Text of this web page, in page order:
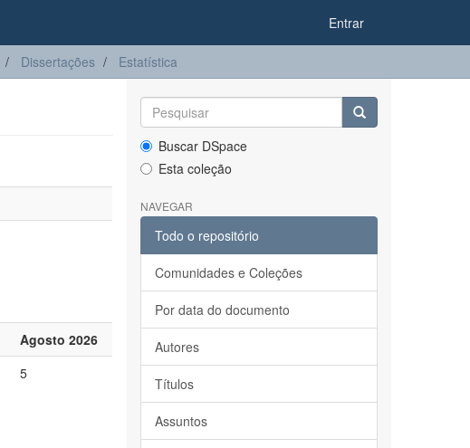
Entrar
Dissertações Estatística
Agosto 2026
5
Buscar DSpace
Esta coleção
NAVEGAR
Todo o repositório
Comunidades e Coleções
Por data do documento
Autores
Títulos
Assuntos